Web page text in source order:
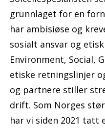
grunnlaget for en
har ambisiøse og
sosialt ansvar og
Environment, Social,
etiske retningslinjer
og partnere stiller
drift. Som Norges
har vi siden 2021 tatt